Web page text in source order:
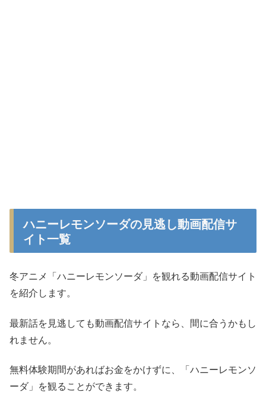
ハニーレモンソーダの見逃し動画配信サ
イト一覧
冬アニメ「ハニーレモンソーダ」を観れる動画配信サイト
を紹介します。
最新話を見逃しても動画配信サイトなら、間に合うかもし
れません。
無料体験期間があればお金をかけずに、「ハニーレモンソ
ーダ」を観ることができます。